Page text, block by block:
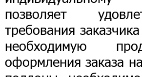
позволяет
требования
необходимую
оформления заказа